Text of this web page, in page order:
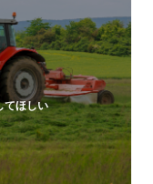
てほしい